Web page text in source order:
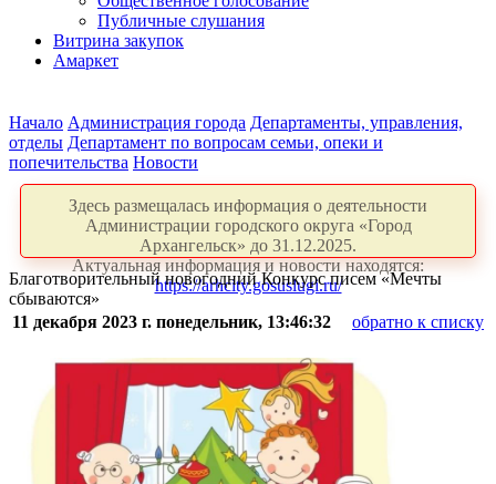
Публичные слушания
Витрина закупок
Амаркет
Начало Администрация города Департаменты, управления,
отделы Департамент по вопросам семьи, опеки и
попечительства Новости
Здесь размещалась информация о деятельности
Администрации городского округа «Город
Архангельск» до 31.12.2025.
Актуальная информация и новости находятся:
https://arhcity.gosuslugi.ru/
Благотворительный новогодний Конкурс писем «Мечты
сбываются»
11 декабря 2023 г. понедельник, 13:46:32
обратно к списку